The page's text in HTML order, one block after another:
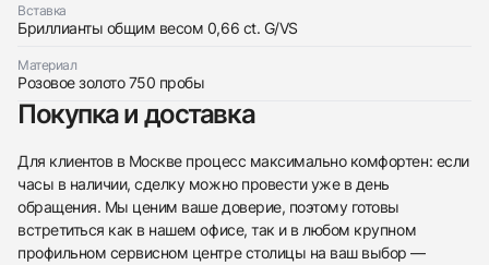
Вставка
Бриллианты общим весом 0,66 ct. G/VS
Материал
Розовое золото 750 пробы
Покупка и доставка
Для клиентов в Москве процесс максимально комфортен: если
часы в наличии, сделку можно провести уже в день
обращения. Мы ценим ваше доверие, поэтому готовы
встретиться как в нашем офисе, так и в любом крупном
профильном сервисном центре столицы на ваш выбор —
Заказать эти часы
Оставьте ваши контактные данные и мы свяжемся
с вами
Messika
НовыеКоробка + Документы
$4,650
Трейд-ин часов
Оставьте ваши контактные данные и мы свяжемся
с вами
Messika
Серьги Move Uno Pavé-Set Diamond Earrings
НовыеКоробка + Документы